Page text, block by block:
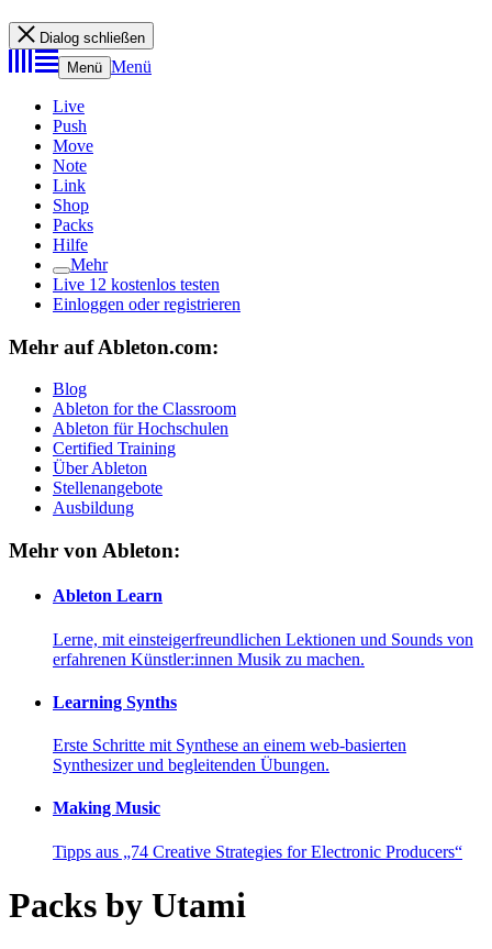
Dialog schließen
Menü Menü
Live
Push
Move
Note
Link
Shop
Packs
Hilfe
Mehr
Live 12 kostenlos testen
Einloggen oder registrieren
Mehr auf Ableton.com:
Blog
Ableton for the Classroom
Ableton für Hochschulen
Certified Training
Über Ableton
Stellenangebote
Ausbildung
Mehr von Ableton:
Ableton Learn
Lerne, mit einsteigerfreundlichen Lektionen und Sounds von
erfahrenen Künstler:innen Musik zu machen.
Learning Synths
Erste Schritte mit Synthese an einem web-basierten
Synthesizer und begleitenden Übungen.
Making Music
Tipps aus „74 Creative Strategies for Electronic Producers“
Packs by Utami